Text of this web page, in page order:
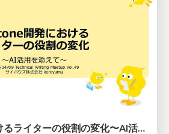
kintone開発における​ライターの役割の変化​〜AI活用を添えて〜 / Changes in the Role of Writers in Kintone Development